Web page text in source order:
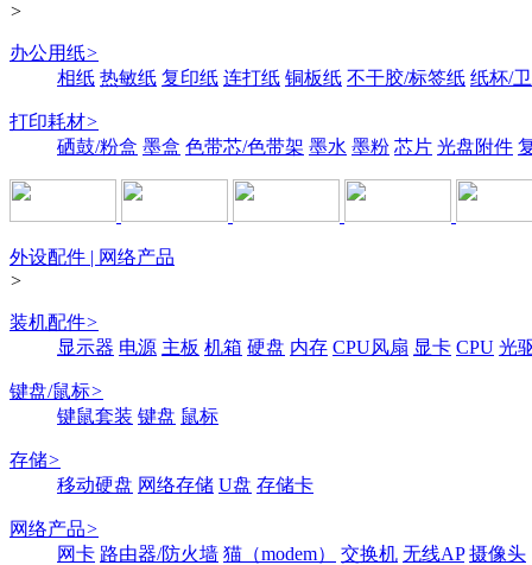
>
办公用纸>
相纸 热敏纸 复印纸 连打纸 铜板纸 不干胶/标签纸 纸杯/
打印耗材>
硒鼓/粉盒 墨盒 色带芯/色带架 墨水 墨粉 芯片 光盘附件
外设配件 | 网络产品
>
装机配件>
显示器 电源 主板 机箱 硬盘 内存 CPU风扇 显卡 CPU 光
键盘/鼠标>
键鼠套装 键盘 鼠标
存储>
移动硬盘 网络存储 U盘 存储卡
网络产品>
网卡 路由器/防火墙 猫（modem） 交换机 无线AP 摄像头